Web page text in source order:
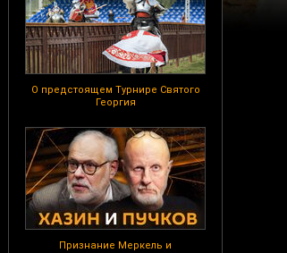
О предстоящем Турнире Святого
Георгия
Признание Меркель и